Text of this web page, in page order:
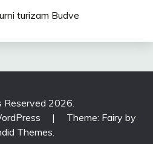
turizam Budve
Reserved 2026.
|
Theme: Fairy by
Themes.